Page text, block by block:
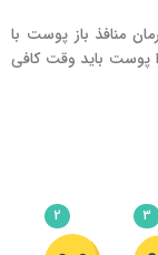
منافذ باز پوست با
زیرا پوست باید وقت کافی
3
2